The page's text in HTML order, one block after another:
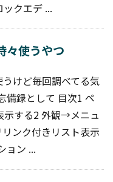
クエデ ...
使うやつ
けど毎回調べてる気
備録として 目次1 ペ
示する2 外観→メニュ
ンク付きリスト表示
ョン ...